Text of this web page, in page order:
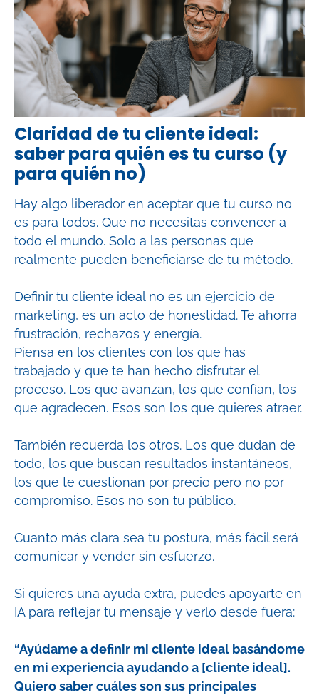
Claridad de tu cliente ideal:
saber para quién es tu curso (y
para quién no)
Hay algo liberador en aceptar que tu curso no
es para todos. Que no necesitas convencer a
todo el mundo. Solo a las personas que
realmente pueden beneficiarse de tu método.
Definir tu cliente ideal no es un ejercicio de
marketing, es un acto de honestidad. Te ahorra
frustración, rechazos y energía.
Piensa en los clientes con los que has
trabajado y que te han hecho disfrutar el
proceso. Los que avanzan, los que confían, los
que agradecen. Esos son los que quieres atraer.
También recuerda los otros. Los que dudan de
todo, los que buscan resultados instantáneos,
los que te cuestionan por precio pero no por
compromiso. Esos no son tu público.
Cuanto más clara sea tu postura, más fácil será
comunicar y vender sin esfuerzo.
Si quieres una ayuda extra, puedes apoyarte en
IA para reflejar tu mensaje y verlo desde fuera:
“Ayúdame a definir mi cliente ideal basándome
en mi experiencia ayudando a [cliente ideal].
Quiero saber cuáles son sus principales